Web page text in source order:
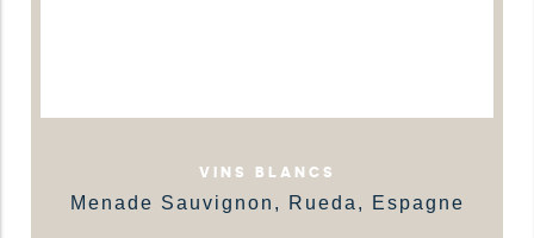
VINS BLANCS
Menade Sauvignon, Rueda, Espagne